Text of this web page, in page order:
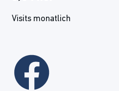
Visits monatlich